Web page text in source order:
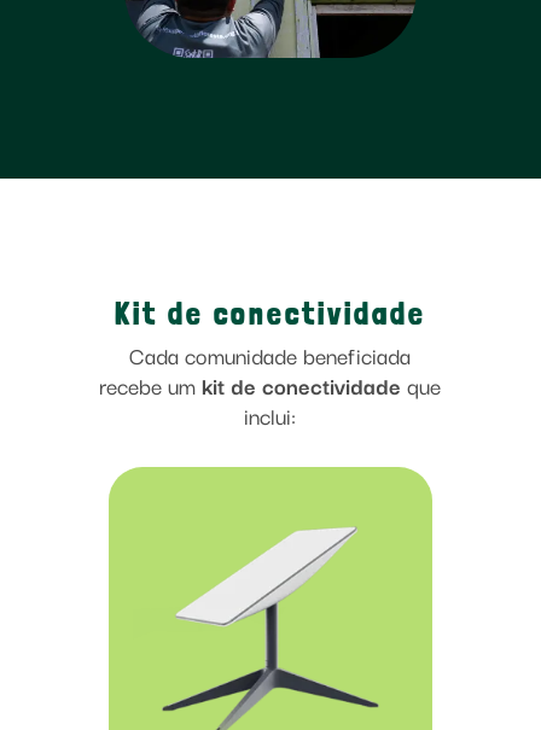
Kit de conectividade
Cada comunidade beneficiada
recebe um kit de conectividade que
inclui: